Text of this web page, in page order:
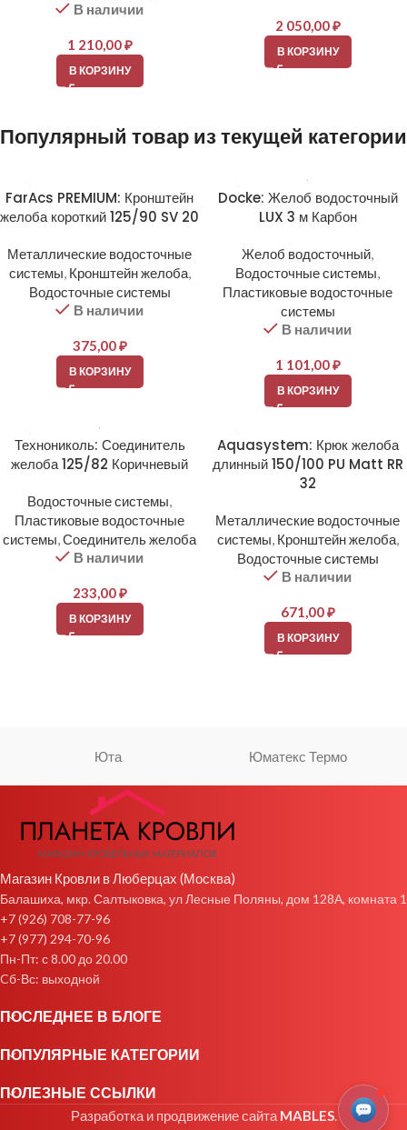
В наличии
1 210,00₽
В КОРЗИНУ
2 050,00₽
В КОРЗИНУ
Популярный товар из текущей категории
FarAcs PREMIUM: Кронштейн
желоба короткий 125/90 SV 20
Металлические водосточные
системы, Кронштейн желоба,
Водосточные системы
В наличии
375,00₽
В КОРЗИНУ
Docke: Желоб водосточный
LUX 3 м Карбон
Желоб водосточный,
Водосточные системы,
Пластиковые водосточные
системы
В наличии
1 101,00₽
В КОРЗИНУ
Технониколь: Соединитель
желоба 125/82 Коричневый
Водосточные системы,
Пластиковые водосточные
системы,Соединитель желоба
В наличии
233,00₽
В КОРЗИНУ
Aquasystem: Крюк желоба
длинный 150/100 PU Matt RR
32
Металлические водосточные
системы, Кронштейн желоба,
Водосточные системы
В наличии
671,00₽
В КОРЗИНУ
Юта Юматекс Термо
Магазин Кровли в Люберцах (Москва)
Балашиха, мкр. Салтыковка, ул Лесные Поляны, дом 128А, комната 1
+7 (926) 708-77-96
+7 (977) 294-70-96
Пн-Пт: с 8.00 до 20.00
Cб-Вс: выходной
ПОСЛЕДНЕЕ В БЛОГЕ
ПОПУЛЯРНЫЕ КАТЕГОРИИ
ПОЛЕЗНЫЕ ССЫЛКИ
Разработка и продвижение сайтаMABLES.